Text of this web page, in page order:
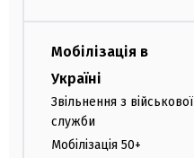
Мобілізація в
Україні
Звільнення з військової
служби
Мобілізація 50+